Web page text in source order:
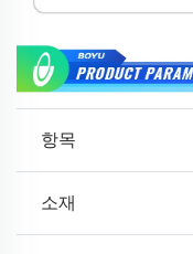
항목
소재